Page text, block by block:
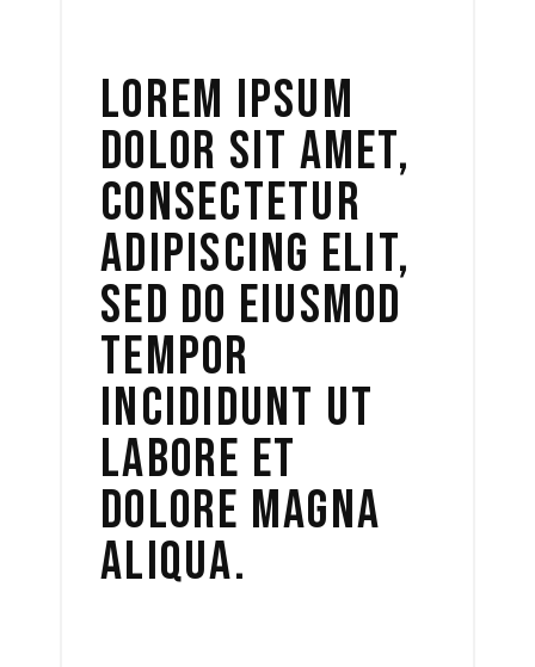
LOREM IPSUM
DOLOR SIT AMET,
CONSECTETUR
ADIPISCING ELIT,
SED DO EIUSMOD
TEMPOR
INCIDIDUNT UT
LABORE ET
DOLORE MAGNA
ALIQUA.